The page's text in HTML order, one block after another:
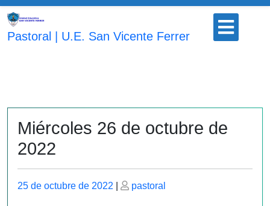
Saltar
contenido
Pastoral | U.E. San Vicente Ferrer
Botón
abrir
Miércoles 26 de octubre de
2022
Publicado
25 de octubre de 2022
Publicado
pastoral